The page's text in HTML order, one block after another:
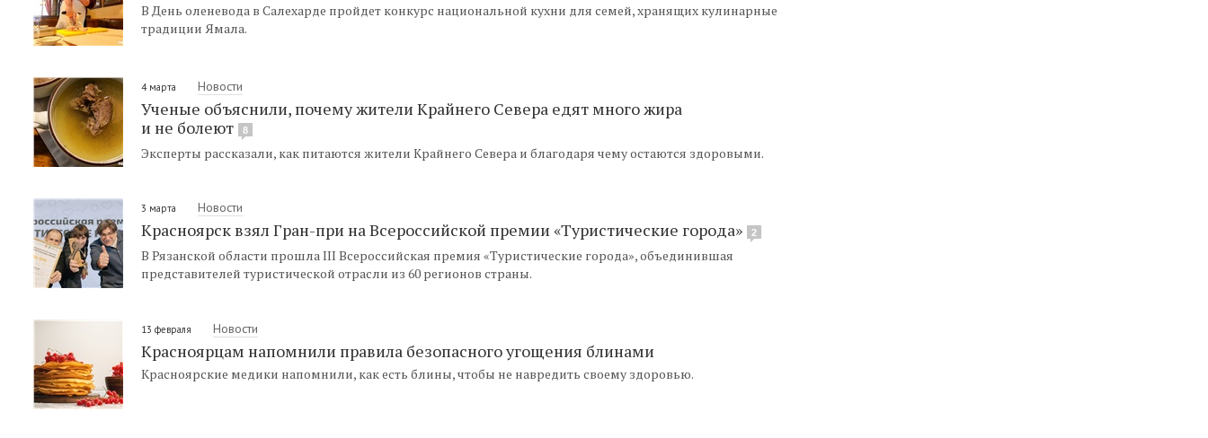
В День оленевода в Салехарде пройдет конкурс национальной кухни для семей, хранящих кулинарные
традиции Ямала.
4 марта Новости
Ученые объяснили, почему жители Крайнего Севера едят много жира
и не болеют
8
Эксперты рассказали, как питаются жители Крайнего Севера и благодаря чему остаются здоровыми.
3 марта Новости
Красноярск взял Гран-при на Всероссийской премии «Туристические города» 2
В Рязанской области прошла III Всероссийская премия «Туристические города», объединившая
представителей туристической отрасли из 60 регионов страны.
13 февраля Новости
Красноярцам напомнили правила безопасного угощения блинами
Красноярские медики напомнили, как есть блины, чтобы не навредить своему здоровью.